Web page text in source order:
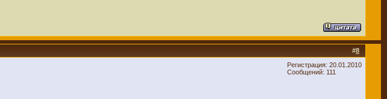
#8
Регистрация: 20.01.2010
Сообщений: 111